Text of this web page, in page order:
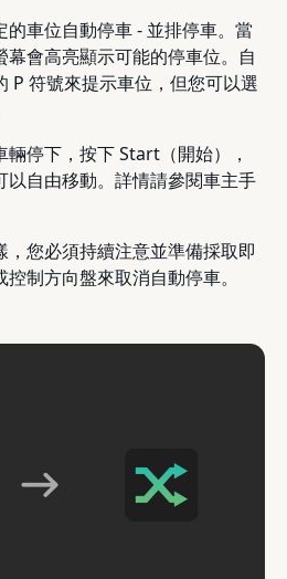
車位自動停車 - 並排停車。當
會高亮顯示可能的停車位。自
P 符號來提示車位，但您可以選
停下，按下 Start（開始），
以自由移動。詳情請參閱車主手
您必須持續注意並準備採取即
制方向盤來取消自動停車。